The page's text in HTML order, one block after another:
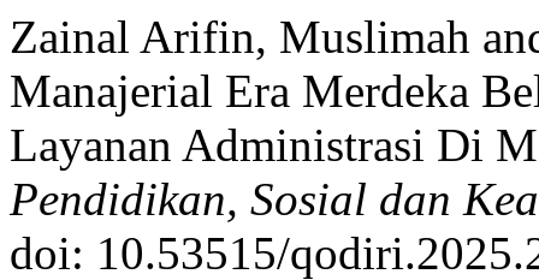
Zainal Arifin, Muslimah
Manajerial Era Merdeka
Layanan Administrasi Di
Pendidikan, Sosial dan
doi: 10.53515/